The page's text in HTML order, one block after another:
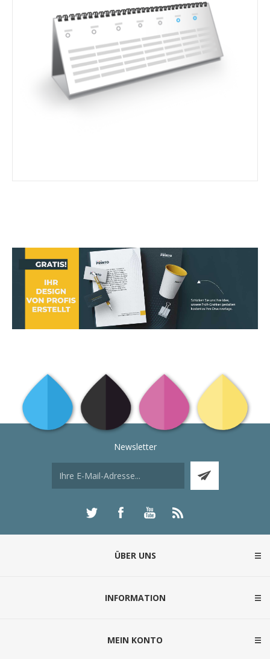
Newsletter
ÜBER UNS
INFORMATION
MEIN KONTO